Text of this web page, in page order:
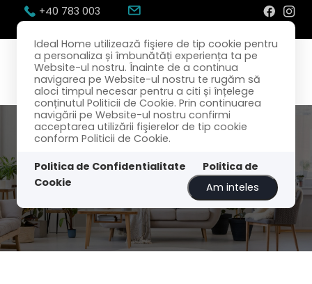
Ideal Home utilizează fişiere de tip cookie pentru
a personaliza și îmbunătăți experiența ta pe
Website-ul nostru. Înainte de a continua
navigarea pe Website-ul nostru te rugăm să
aloci timpul necesar pentru a citi și înțelege
conținutul Politicii de Cookie. Prin continuarea
navigării pe Website-ul nostru confirmi
acceptarea utilizării fişierelor de tip cookie
conform Politicii de Cookie.
Politica de Confidentialitate
Politica de
Cookie
Am inteles
+40 783 003